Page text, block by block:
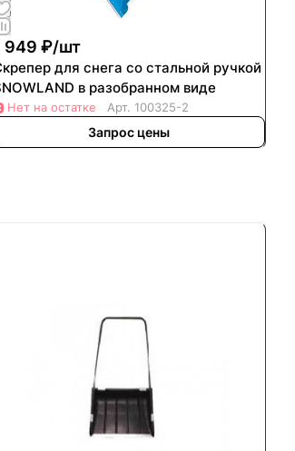
949 ₽/шт
для снега со стальной ручкой
в разобранном виде
Нет на остатке Арт. 100325-2
Запрос цены